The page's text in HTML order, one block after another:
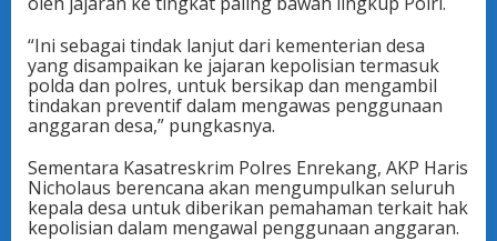
“Ini sebagai tindak lanjut dari kementerian desa
yang disampaikan ke jajaran kepolisian termasuk
polda dan polres, untuk bersikap dan mengambil
tindakan preventif dalam mengawas penggunaan
anggaran desa,” pungkasnya.
Sementara Kasatreskrim Polres Enrekang, AKP Haris
Nicholaus berencana akan mengumpulkan seluruh
kepala desa untuk diberikan pemahaman terkait hak
kepolisian dalam mengawal penggunaan anggaran.